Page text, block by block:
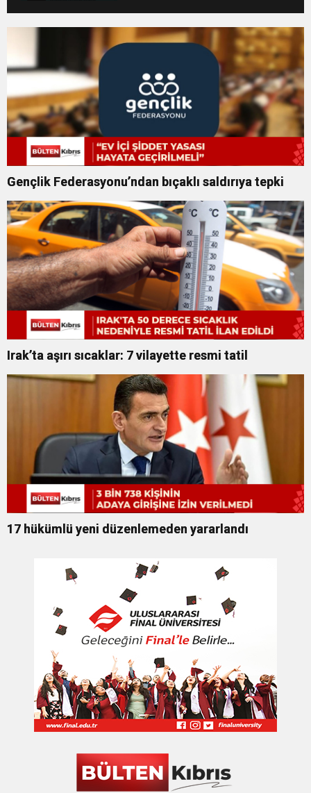
Gençlik Federasyonu’ndan bıçaklı saldırıya tepki
Irak’ta aşırı sıcaklar: 7 vilayette resmi tatil
17 hükümlü yeni düzenlemeden yararlandı